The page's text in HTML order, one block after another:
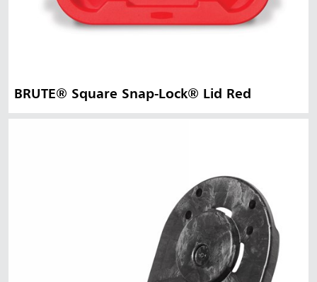
BRUTE® Square Snap-Lock® Lid Red